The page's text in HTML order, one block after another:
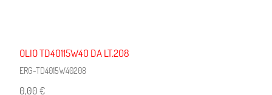
OLIO TD40115W40 DA LT.208
ERG-TD4015W40208
0,00 €